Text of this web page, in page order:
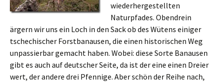
wiederhergestellten
Naturpfades. Obendrein
ärgern wir uns ein Loch in den Sack ob des Wütens einiger
tschechischer Forstbanausen, die einen historischen Weg
unpassierbar gemacht haben. Wobei: diese Sorte Banausen
gibt es auch auf deutscher Seite, da ist der eine einen Dreier
wert, der andere drei Pfennige. Aber schön der Reihe nach,